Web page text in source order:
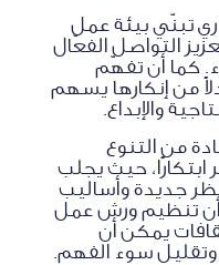
تبنّي بيئة عمل
التواصل الفعّال
كما أن تفهّم
من إنكارها يسهم
والإبداع.
من التنوع
ابتكارًا، حيث يجلب
جديدة وأساليب
أن تنظيم ورش عمل
يمكن أن
سوء الفهم.